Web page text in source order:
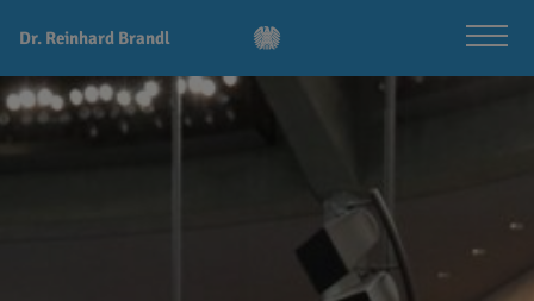
Dr. Reinhard Brandl